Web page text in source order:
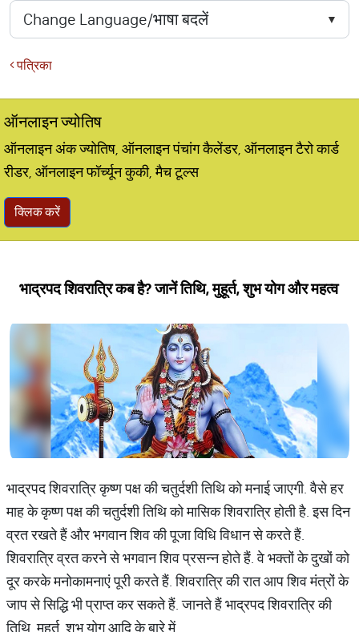
पत्रिका
ऑनलाइन ज्योतिष
ऑनलाइन अंक ज्योतिष, ऑनलाइन पंचांग कैलेंडर, ऑनलाइन टैरो कार्ड
रीडर, ऑनलाइन फॉर्च्यून कुकी, मैच टूल्स
क्लिक करें
भाद्रपद शिवरात्रि कब है? जानें तिथि, मुहूर्त, शुभ योग और महत्व
भाद्रपद शिवरात्रि कृष्ण पक्ष की चतुर्दशी तिथि को मनाई जाएगी. वैसे हर
माह के कृष्ण पक्ष की चतुर्दशी तिथि को मासिक शिवरात्रि होती है. इस दिन
व्रत रखते हैं और भगवान शिव की पूजा विधि विधान से करते हैं.
शिवरात्रि व्रत करने से भगवान शिव प्रसन्न होते हैं. वे भक्तों के दुखों को
दूर करके मनोकामनाएं पूरी करते हैं. शिवरात्रि की रात आप शिव मंत्रों के
जाप से सिद्धि भी प्राप्त कर सकते हैं. जानते हैं भाद्रपद शिवरात्रि की
तिथि, मुहूर्त, शुभ योग आदि के बारे में.